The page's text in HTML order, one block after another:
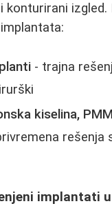
konturirani izgled.
- trajna
kiselina,
rešenja
implantati